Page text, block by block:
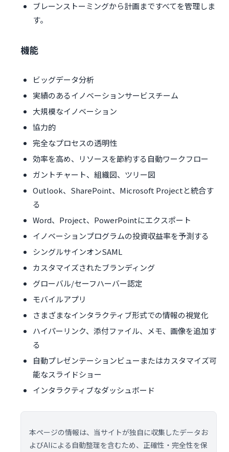
ブレーンストーミングから計画まですべてを管理しま
す。
機能
ビッグデータ分析
実績のあるイノベーションサービスチーム
大規模なイノベーション
協力的
完全なプロセスの透明性
効率を高め、リソースを節約する自動ワークフロー
ガントチャート、組織図、ツリー図
Outlook、SharePoint、Microsoft Projectと統合す
る
Word、Project、PowerPointにエクスポート
イノベーションプログラムの投資収益率を予測する
シングルサインオンSAML
カスタマイズされたブランディング
グローバル/セーフハーバー認定
モバイルアプリ
さまざまなインタラクティブ形式での情報の視覚化
ハイパーリンク、添付ファイル、メモ、画像を追加す
る
自動プレゼンテーションビューまたはカスタマイズ可
能なスライドショー
インタラクティブなダッシュボード
本ページの情報は、当サイトが独自に収集したデータお
よびAIによる自動整理を含むため、正確性・完全性を保